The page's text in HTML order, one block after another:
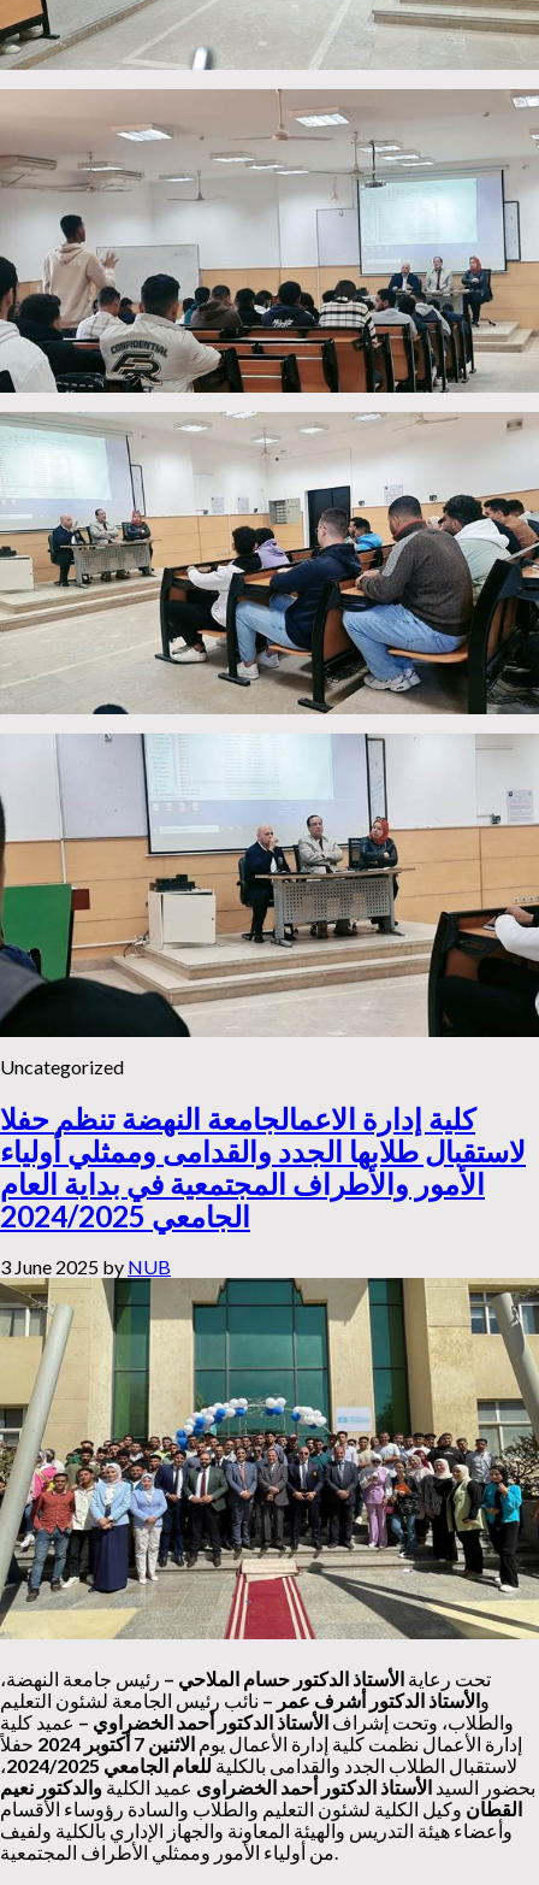
Uncategorized
كلية إدارة الاعمالجامعة النهضة تنظم حفلا
لاستقبال طلابها الجدد والقدامى وممثلي أولياء
الأمور والأطراف المجتمعية في بداية العام
الجامعي 2024/2025
3 June 2025 by NUB
تحت رعاية الأستاذ الدكتور حسام الملاحي – رئيس جامعة النهضة،
والأستاذ الدكتور أشرف عمر – نائب رئيس الجامعة لشئون التعليم
والطلاب، وتحت إشراف الأستاذ الدكتور أحمد الخضراوي – عميد كلية
إدارة الأعمال نظمت كلية إدارة الأعمال يوم الاثنين 7 أكتوبر 2024
حفلاً
لاستقبال الطلاب الجدد والقدامى بالكلية للعام الجامعي 2024/2025
،
بحضور السيد الأستاذ الدكتور أحمد الخضراوى عميد الكلية والدكتور نعيم
القطان وكيل الكلية لشئون التعليم والطلاب والسادة رؤوساء الأقسام
وأعضاء هيئة التدريس والهيئة المعاونة والجهاز الإداري بالكلية ولفيف